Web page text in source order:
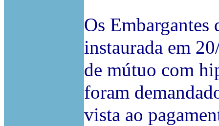
Os Embargantes
instaurada em
de mútuo com
foram
vista ao